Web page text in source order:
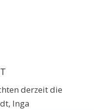
derzeit die
Inga